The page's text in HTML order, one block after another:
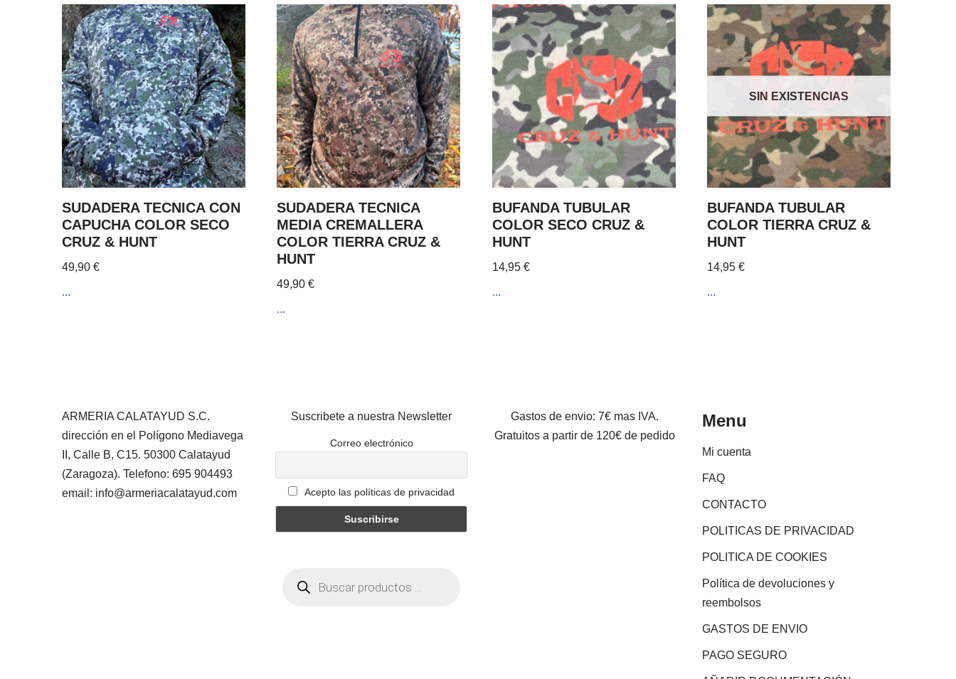
SUDADERA TECNICA CON
CAPUCHA COLOR SECO
CRUZ & HUNT
49,90 €
...
SUDADERA TECNICA
MEDIA CREMALLERA
COLOR TIERRA CRUZ &
HUNT
49,90€
...
BUFANDA TUBULAR
COLOR SECO CRUZ &
HUNT
14,95 €
...
SIN EXISTENCIAS
BUFANDA TUBULAR
COLOR TIERRA CRUZ &
HUNT
14,95€
...
ARMERIA CALATAYUD S.C.
dirección en el Polígono Mediavega
II, Calle B, C15. 50300 Calatayud
(Zaragoza). Telefono: 695 904493
email: info@armeriacalatayud.com
Suscribete a nuestra Newsletter
Correo electrónico
Acepto las políticas de privacidad
Gastos de envio: 7€ mas IVA.
Gratuitos a partir de 120€ de pedido
Menu
Mi cuenta
FAQ
CONTACTO
POLITICAS DE PRIVACIDAD
POLITICA DE COOKIES
Política de devoluciones y
reembolsos
GASTOS DE ENVIO
PAGO SEGURO